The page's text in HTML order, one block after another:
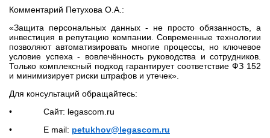
Комментарий Петухова О.А.:
«Защита персональных данных - не просто обязанность, а
инвестиция в репутацию компании. Современные технологии
позволяют автоматизировать многие процессы, но ключевое
условие успеха - вовлечённость руководства и сотрудников.
Только комплексный подход гарантирует соответствие ФЗ 152
и минимизирует риски штрафов и утечек».
Для консультаций обращайтесь:
• Сайт: legascom.ru
• E mail: petukhov@legascom.ru